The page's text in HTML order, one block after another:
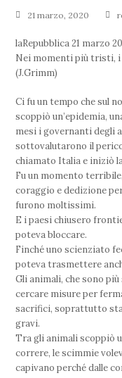
21 marzo, 2020
laRepubblica 21 marzo
Nei momenti più tristi, i
(J.Grimm)
Ci fu un tempo che sul
scoppiò un’epidemia,
mesi i governanti degli
sottovalutarono il
chiamato Italia e iniziò
Fu un momento
coraggio e dedizione
furono moltissimi.
E i paesi chiusero
poteva bloccare.
Finché uno scienziato
poteva trasmettere
Gli animali, che sono
cercare misure per
sacrifici, soprattutto
gravi.
Tra gli animali scoppiò
correre, le scimmie
capivano perché dalle